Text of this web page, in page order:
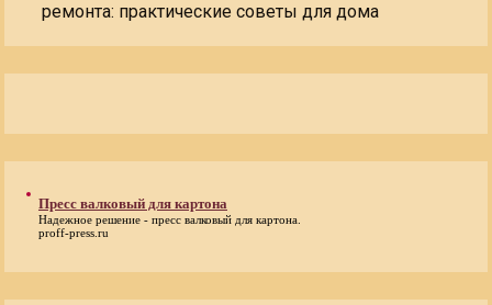
ремонта: практические советы для дома
Пресс валковый для картона
Надежное решение - пресс валковый для картона.
proff-press.ru